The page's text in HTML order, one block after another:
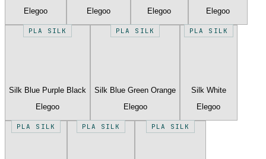
Elegoo
Elegoo
Elegoo
Elegoo
PLA SILK
Silk Blue Purple Black
Elegoo
PLA SILK
Silk Blue Green Orange
Elegoo
PLA SILK
Silk White
Elegoo
PLA SILK PLA SILK PLA SILK